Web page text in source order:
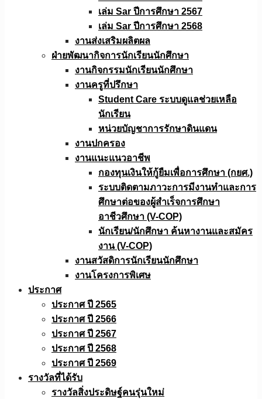
เล่ม Sar ปีการศึกษา 2567
เล่ม Sar ปีการศึกษา 2568
งานส่งเสริมผลิตผล
ฝ่ายพัฒนากิจการนักเรียนนักศึกษา
งานกิจกรรมนักเรียนนักศึกษา
งานครูที่ปรึกษา
Student Care ระบบดูแลช่วยเหลือ
นักเรียน
หน่วยบัญชาการรักษาดินแดน
งานปกครอง
งานแนะแนวอาชีพ
กองทุนเงินให้กู้ยืมเพื่อการศึกษา (กยศ.)
ระบบติดตามภาวะการมีงานทำและการ
ศึกษาต่อของผู้สำเร็จการศึกษา
อาชีวศึกษา (V-COP)
นักเรียน/นักศึกษา ค้นหางานและสมัคร
งาน (V-COP)
งานสวัสดิการนักเรียนนักศึกษา
งานโครงการพิเศษ
ประกาศ
ประกาศ ปี 2565
ประกาศ ปี 2566
ประกาศ ปี 2567
ประกาศ ปี 2568
ประกาศ ปี 2569
รางวัลที่ได้รับ
รางวัลสิ่งประดิษฐ์คนรุ่นใหม่